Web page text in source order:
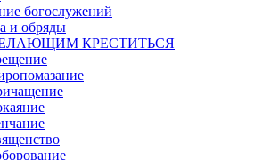
богослужений
и обряды
КРЕСТИТЬСЯ